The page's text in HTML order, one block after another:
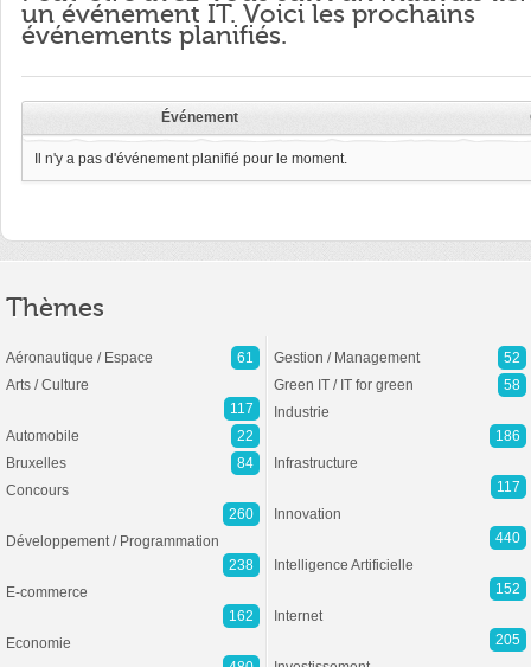
un événement IT. Voici les prochains
événements planifiés.
Événement
Il n'y a pas d'événement planifié pour le moment.
Thèmes
Aéronautique / Espace
61
Arts / Culture
117
Automobile
22
Bruxelles
84
Concours
260
Développement / Programmation
238
E-commerce
162
Economie
Gestion / Management
52
Green IT / IT for green
58
Industrie
186
Infrastructure
117
Innovation
440
Intelligence Artificielle
152
Internet
205